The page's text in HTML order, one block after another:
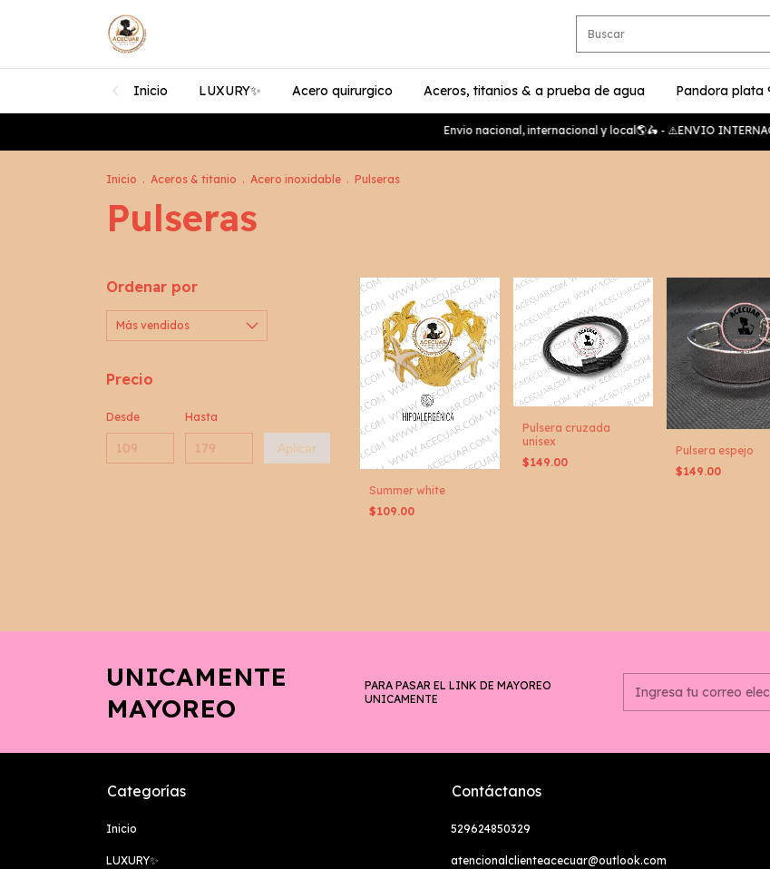
Inicio LUXURY✨️ Acero quirurgico Aceros, titanios & a prueba de agua Pandora plata
Envio nacional, internacional y local🌎🛵 - ⚠️ENVIO
Inicio . Aceros & titanio . Acero inoxidable . Pulseras
Pulseras
Ordenar por
Precio
Desde Hasta
Aplicar
Summer white
$109.00
Pulsera cruzada
unisex
$149.00
Pulsera espejo
$149.00
UNICAMENTE
MAYOREO
PARA PASAR EL LINK DE MAYOREO
UNICAMENTE
Categorías
Inicio
LUXURY✨️
Contáctanos
529624850329
atencionalclienteacecuar@outlook.com